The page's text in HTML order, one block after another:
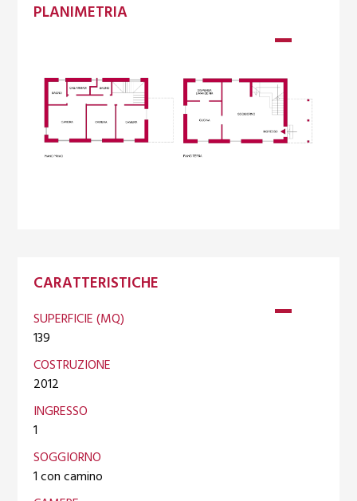
PLANIMETRIA
CARATTERISTICHE
SUPERFICIE (MQ)
139
COSTRUZIONE
2012
INGRESSO
1
SOGGIORNO
1 con camino